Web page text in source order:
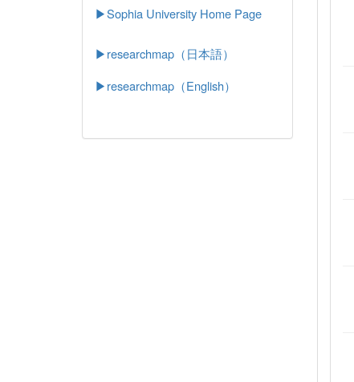
▶Sophia University Home Page
▶researchmap（日本語）
▶researchmap（English）